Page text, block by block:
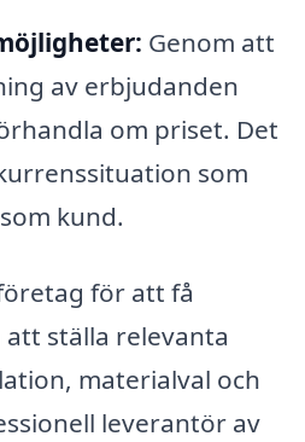
Genom att
av erbjudanden
om priset. Det
som
kund.
för att få
ställa relevanta
materialval och
leverantör av